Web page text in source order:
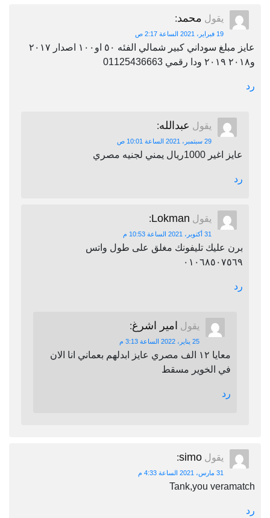
يقول محمد:
19 فبراير، 2021 الساعة 2:17 ص
عايز مبلغ سوداني كبير شمالي الفئه ٥٠ او١٠٠ اصدار ٢٠١٧
و٢٠١٨ ٢٠١٩ ودا رقمي 01125436663
رد
يقول عبدالله:
29 سبتمبر، 2021 الساعة 10:01 ص
عايز اغير 1000ريال يمني لجنيه مصري
رد
يقول Lokman
:
31 أكتوبر، 2021 الساعة 10:53 م
برن عليك تليفونك مغلق على طول واتس
٠١٠٦٨٥٠٧٥٦٩
رد
يقول امير اشرغ:
25 يناير، 2022 الساعة 3:13 م
معايا ١٢ الف مصري عايز ابدلهم بعماني انا الان
في الخوير مسقط
رد
يقول simo
:
31 مارس، 2021 الساعة 4:33 م
Tank,you veramatch
رد